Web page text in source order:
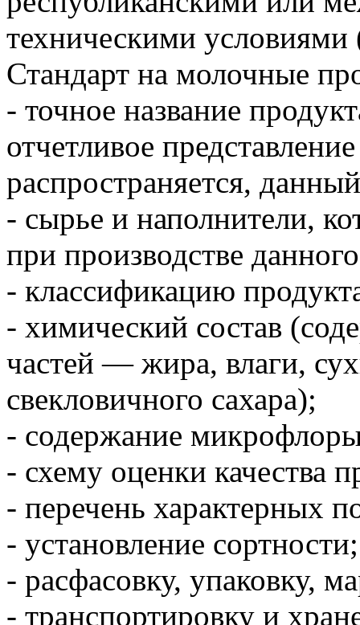
техническими
Стандарт на молочные
- точное название
отчетливое
распространяется,
- сырье и наполнители,
при производстве
- классификацию
- химический состав
частей — жира, влаги,
свекловичного сахара);
- содержание
- схему оценки качества
- перечень характерных
- установление сортности;
- расфасовку, упаковку,
- транспортировку и